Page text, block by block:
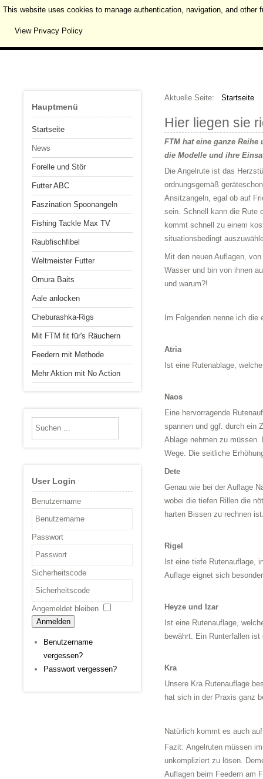
Hauptmenü
Startseite
News
Forelle und Stör
Futter ABC
Faszination Spoonangeln
Fishing Tackle Max TV
Raubfischfibel
Weltmeister Futter
Omura Baits
Aale anlocken
Cheburashka-Rigs
Mit FTM fit für's Räuchern
Feedern mit Methode
Mehr Aktion mit No Action
User Login
Benutzername
Passwort
Sicherheitscode
Angemeldet bleiben
Anmelden
Benutzername
vergessen?
Passwort vergessen?
Aktuelle Seite: Startseite
Hier liegen sie
FTM hat eine ganze
die Modelle und ihre
Die Angelrute ist das
ordnungsgemäß
Ansitzangeln, egal ob auf
sein. Schnell kann die Rute
kommt schnell zu einem
situationsbedingt
Mit den neuen Auflagen,
Wasser und bin von ihnen
und warum?!
Im Folgenden nenne ich die
Atria
Ist eine Rutenablage,
Naos
Eine hervorragende
spannen und ggf. durch ein
Ablage nehmen zu müssen.
Wege. Die seitliche
Dete
Genau wie bei der Auflage
wobei die tiefen Rillen die
harten Bissen zu rechnen
Rigel
Ist eine tiefe Rutenauflage,
Auflage eignet sich
Heyze und Izar
Ist eine Rutenauflage,
bewährt. Ein Runterfallen
Kra
Unsere Kra Rutenauflage
hat sich in der Praxis ganz
Natürlich kommt es auch
Fazit: Angelruten müssen
unkompliziert zu lösen.
Auflagen beim Feedern am
This website uses cookies to manage authentication, navigation, and
View Privacy Policy